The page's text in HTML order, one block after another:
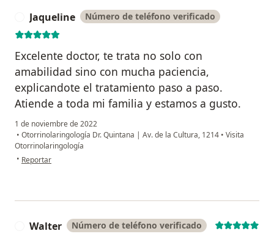
Jaqueline Número de teléfono verificado
Excelente doctor, te trata no solo con
amabilidad sino con mucha paciencia,
explicandote el tratamiento paso a paso.
Atiende a toda mi familia y estamos a gusto.
1 de noviembre de 2022
• Otorrinolaringología Dr. Quintana | Av. de la Cultura, 1214 • Visita
Otorrinolaringología
• en opinión del usuario Jaqueline
Reportar
Walter Número de teléfono verificado